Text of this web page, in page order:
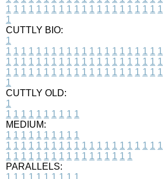
1 1 1 1 1 1 1 1 1 1 1 1 1 1 1 1 1 1 1 1 1
1
CUTTLY BIO:
1
1 1 1 1 1 1 1 1 1 1 1 1 1 1 1 1 1 1 1 1 1
1 1 1 1 1 1 1 1 1 1 1 1 1 1 1 1 1 1 1 1 1
1 1 1 1 1 1 1 1 1 1 1 1 1 1 1 1 1 1 1 1 1
1
CUTTLY OLD:
1
1 1 1 1 1 1 1 1 1 1
MEDIUM:
1 1 1 1 1 1 1 1 1 1
1 1 1 1 1 1 1 1 1 1 1 1 1 1 1 1 1 1 1 1 1
1 1 1 1 1 1 1 1 1 1 1 1 1 1 1 1 1
PARALLELS: